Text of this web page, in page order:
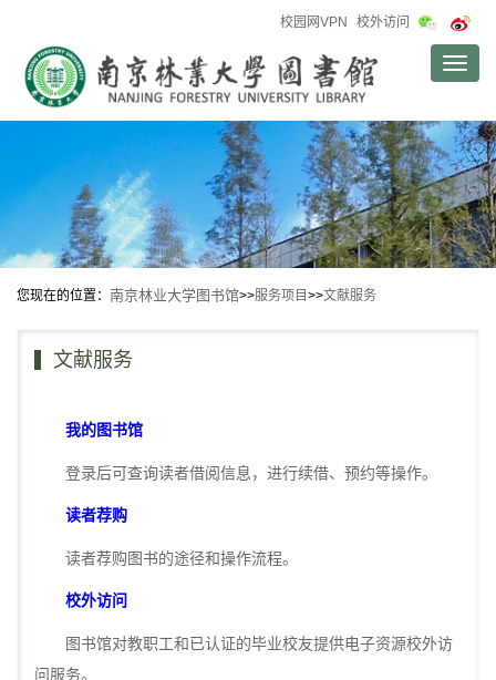
校园网VPN 校外访问
Toggle
您现在的位置： 南京林业大学图书馆>>服务项目 >>文献服务
文献服务
我的图书馆
登录后可查询读者借阅信息，进行续借、预约等操作。
读者荐购
读者荐购图书的途径和操作流程。
校外访问
图书馆对教职工和已认证的毕业校友提供电子资源校外访
问服务。